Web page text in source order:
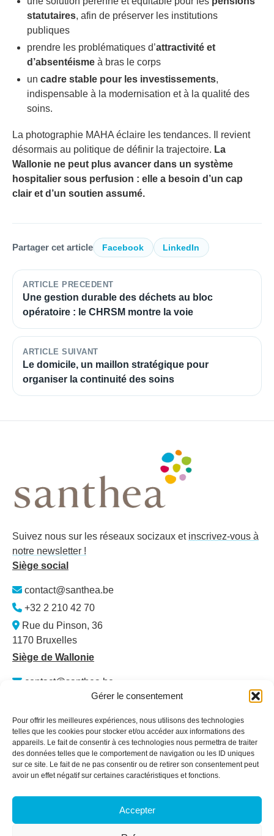
Gérer le consentement
Pour offrir les meilleures expériences, nous utilisons des technologies
telles que les cookies pour stocker et/ou accéder aux informations des
appareils. Le fait de consentir à ces technologies nous permettra de traiter
des données telles que le comportement de navigation ou les ID uniques
sur ce site. Le fait de ne pas consentir ou de retirer son consentement peut
avoir un effet négatif sur certaines caractéristiques et fonctions.
Accepter
statutaires, afin de préserver les institutions
publiques
prendre les problématiques d’attractivité et
d’absentéisme à bras le corps
un cadre stable pour les investissements,
indispensable à la modernisation et à la qualité des
soins.
La photographie MAHA éclaire les tendances. Il revient
désormais au politique de définir la trajectoire. La
Wallonie ne peut plus avancer dans un système
hospitalier sous perfusion : elle a besoin d’un cap
clair et d’un soutien assumé.
Partager cet article Facebook LinkedIn
ARTICLE PRECEDENT
Une gestion durable des déchets au bloc
opératoire : le CHRSM montre la voie
ARTICLE SUIVANT
Le domicile, un maillon stratégique pour
organiser la continuité des soins
Suivez nous sur les réseaux socizaux et inscrivez-vous à
notre newsletter !
Siège social
contact@santhea.be
+32 2 210 42 70
Rue du Pinson, 36
1170 Bruxelles
Siège de Wallonie
contact@santhea.be
Namur Office Park
5101 Loyers
Plan du site
Qui sommes-nous ?
Services & Formations